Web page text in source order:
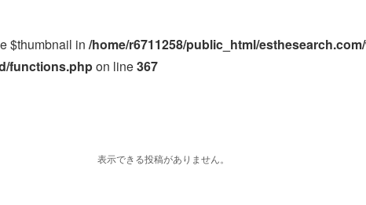
$thumbnail in /home/r6711258/public_html/
functions.phpon line367